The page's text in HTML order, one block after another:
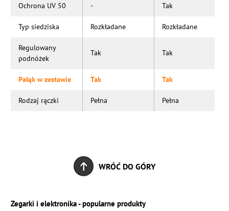
Ochrona UV 50 - Tak
Typ siedziska Rozkładane Rozkładane
Regulowany
podnóżek
Tak Tak
Pałąk w zestawie Tak Tak
Rodzaj rączki Pełna Pełna
WRÓĆ DO GÓRY
Zegarki i elektronika - popularne produkty